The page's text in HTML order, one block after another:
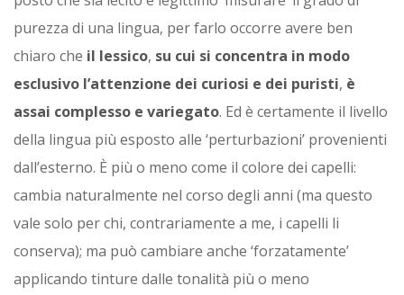
purezza di una lingua, per farlo occorre avere ben
chiaro che il lessico, su cui si concentra in modo
esclusivo l’attenzione dei curiosi e dei puristi, è
assai complesso e variegato. Ed è certamente il livello
della lingua più esposto alle ‘perturbazioni’ provenienti
dall’esterno. È più o meno come il colore dei capelli:
cambia naturalmente nel corso degli anni (ma questo
vale solo per chi, contrariamente a me, i capelli li
conserva); ma può cambiare anche ‘forzatamente’
applicando tinture dalle tonalità più o meno